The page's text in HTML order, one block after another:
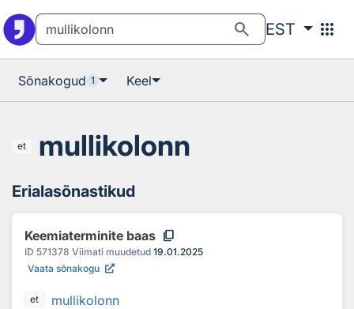
search EST apps
Sõnakogud 1 Keel
et mullikolonn
Erialasõnastikud
Keemiaterminite baas content_copy
ID 571378 Viimati muudetud 19.01.2025
Vaata sõnakogu
et mullikolonn